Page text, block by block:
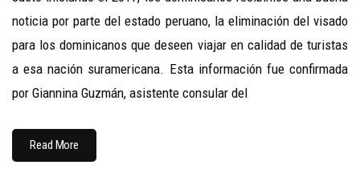
noticia por parte del estado peruano, la eliminación del visado
para los dominicanos que deseen viajar en calidad de turistas
a esa nación suramericana. Esta información fue confirmada
por Giannina Guzmán, asistente consular del
Read More